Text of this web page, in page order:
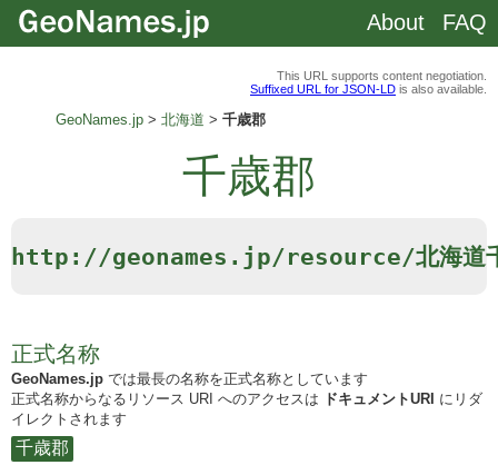
This URL supports content negotiation.
Suffixed URL for JSON-LD is also available.
GeoNames.jp 北海道 千歳郡
千歳郡
http://geonames.jp/resource/北海道
正式名称
GeoNames.jp では最長の名称を正式名称としています
正式名称からなるリソース URI へのアクセスは ドキュメントURI にリダ
イレクトされます
千歳郡
About FAQ